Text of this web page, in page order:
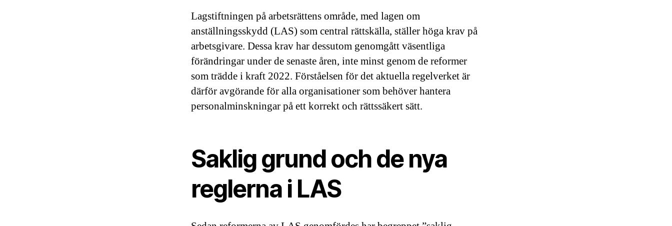
Lagstiftningen på arbetsrättens område, med lagen om
anställningsskydd (LAS) som central rättskälla, ställer höga krav på
arbetsgivare. Dessa krav har dessutom genomgått väsentliga
förändringar under de senaste åren, inte minst genom de reformer
som trädde i kraft 2022. Förståelsen för det aktuella regelverket är
därför avgörande för alla organisationer som behöver hantera
personalminskningar på ett korrekt och rättssäkert sätt.
Saklig grund och de nya
reglerna i LAS